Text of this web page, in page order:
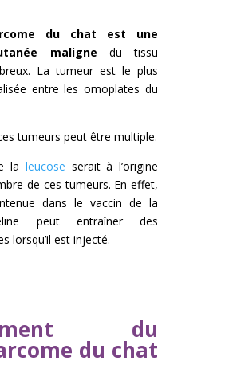
du chat est une
maligne du tissu
La tumeur est le plus
entre les omoplates du
tumeurs peut être multiple.
la leucose serait à l’origine
de ces tumeurs. En effet,
dans le vaccin de la
peut entraîner des
lorsqu’il est injecté.
du
du chat